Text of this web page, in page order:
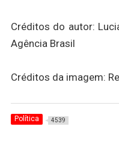
Créditos do autor:
Agência Brasil
Créditos da imagem:
Política 4539